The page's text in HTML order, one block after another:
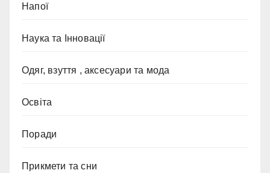
Напої
Наука та Інновації
Одяг, взуття , аксесуари та мода
Освіта
Поради
Прикмети та сни